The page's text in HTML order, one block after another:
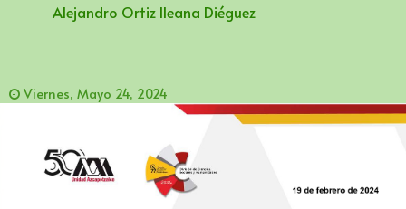
Alejandro Ortiz lleana Diéguez
Viernes, Mayo 24, 2024